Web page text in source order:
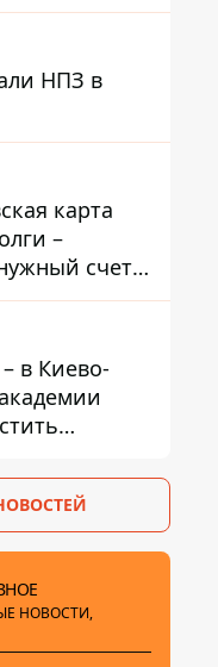
НПЗ в
карта
–
счет
в Киево-
территорию
НОВОСТИ,